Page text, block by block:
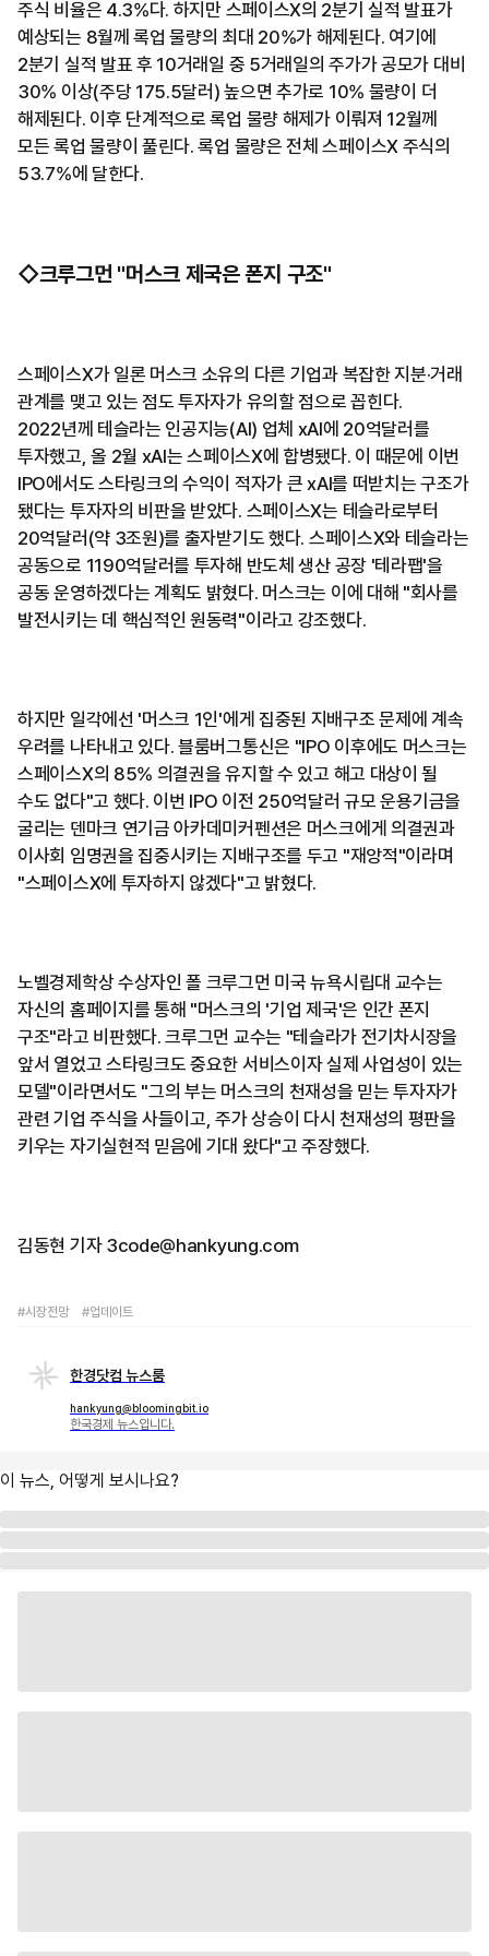
주식 비율은 4.3%다. 하지만 스페이스X의 2분기 실적 발표가
예상되는 8월께 록업 물량의 최대 20%가 해제된다. 여기에
2분기 실적 발표 후 10거래일 중 5거래일의 주가가 공모가 대비
30% 이상(주당 175.5달러) 높으면 추가로 10% 물량이 더
해제된다. 이후 단계적으로 록업 물량 해제가 이뤄져 12월께
모든 록업 물량이 풀린다. 록업 물량은 전체 스페이스X 주식의
53.7%에 달한다.
◇크루그먼 "머스크 제국은 폰지 구조"
스페이스X가 일론 머스크 소유의 다른 기업과 복잡한 지분·거래
관계를 맺고 있는 점도 투자자가 유의할 점으로 꼽힌다.
2022년께 테슬라는 인공지능(AI) 업체 xAI에 20억달러를
투자했고, 올 2월 xAI는 스페이스X에 합병됐다. 이 때문에 이번
IPO에서도 스타링크의 수익이 적자가 큰 xAI를 떠받치는 구조가
됐다는 투자자의 비판을 받았다. 스페이스X는 테슬라로부터
20억달러(약 3조원)를 출자받기도 했다. 스페이스X와 테슬라는
공동으로 1190억달러를 투자해 반도체 생산 공장 '테라팹'을
공동 운영하겠다는 계획도 밝혔다. 머스크는 이에 대해 "회사를
발전시키는 데 핵심적인 원동력"이라고 강조했다.
하지만 일각에선 '머스크 1인'에게 집중된 지배구조 문제에 계속
우려를 나타내고 있다. 블룸버그통신은 "IPO 이후에도 머스크는
스페이스X의 85% 의결권을 유지할 수 있고 해고 대상이 될
수도 없다"고 했다. 이번 IPO 이전 250억달러 규모 운용기금을
굴리는 덴마크 연기금 아카데미커펜션은 머스크에게 의결권과
이사회 임명권을 집중시키는 지배구조를 두고 "재앙적"이라며
"스페이스X에 투자하지 않겠다"고 밝혔다.
노벨경제학상 수상자인 폴 크루그먼 미국 뉴욕시립대 교수는
자신의 홈페이지를 통해 "머스크의 '기업 제국'은 인간 폰지
구조"라고 비판했다. 크루그먼 교수는 "테슬라가 전기차시장을
앞서 열었고 스타링크도 중요한 서비스이자 실제 사업성이 있는
모델"이라면서도 "그의 부는 머스크의 천재성을 믿는 투자자가
관련 기업 주식을 사들이고, 주가 상승이 다시 천재성의 평판을
키우는 자기실현적 믿음에 기대 왔다"고 주장했다.
김동현 기자 3code@hankyung.com
#시장전망 #업데이트
한경닷컴 뉴스룸
hankyung@bloomingbit.io
한국경제 뉴스입니다.
이 뉴스, 어떻게 보시나요?